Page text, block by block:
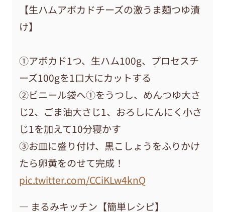
【生ハムアボカドチーズの激うま麺つゆ漬
け】
①アボカド1つ、生ハム100g、プロセスチ
ーズ100gを1口大にカットする
②ビニール袋へ①をうつし、めんつゆ大さ
じ2、ごま油大さじ1、おろしにんにく小さ
じ1を加えて10分寝かす
③お皿に盛り付け、黒こしょうをふりかけ
たら卵黄をのせて完成！
pic.twitter.com/CCiKLw4knQ
— まるみキッチン【簡単レシピ】